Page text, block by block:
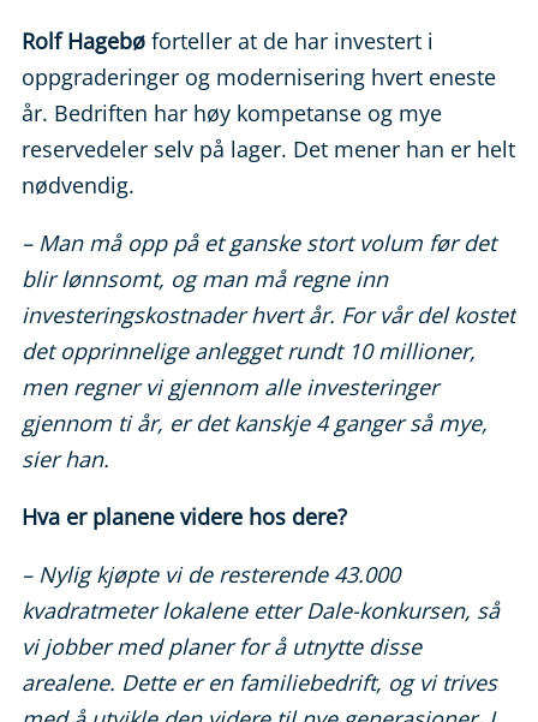
Rolf Hagebøforteller at de har investert i
oppgraderinger og modernisering hvert eneste
år. Bedriften har høy kompetanse og mye
reservedeler selv på lager. Det mener han er helt
nødvendig.
– Man må opp på et ganske stort volum før det
blir lønnsomt, og man må regne inn
investeringskostnader hvert år. For vår del kostet
det opprinnelige anlegget rundt 10 millioner,
men regner vi gjennom alle investeringer
gjennom ti år, er det kanskje 4 ganger så mye,
sier han.
Hva er planene videre hos dere?
– Nylig kjøpte vi de resterende 43.000
kvadratmeter lokalene etter Dale-konkursen, så
vi jobber med planer for å utnytte disse
arealene. Dette er en familiebedrift, og vi trives